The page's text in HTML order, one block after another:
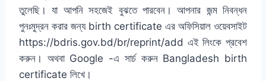
তুলেছি। যা আপনি সহজেই বুঝতে পারবেন। আপনার জন্ম নিবন্ধন
পুনঃমুদ্রন করার জন্য birth certificate এর অফিসিয়াল ওয়েবসাইট
https://bdris.gov.bd/br/reprint/add এই লিংকে প্রবেশ
করুন। অথবা Google -এ সার্চ করুন Bangladesh birth
certificate লিখে।